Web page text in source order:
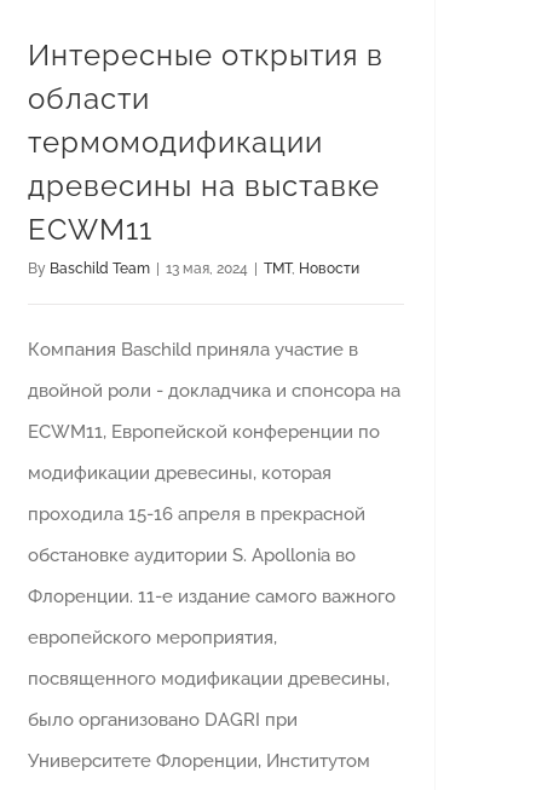
Интересные открытия в
области
термомодификации
древесины на выставке
ECWM11
By Baschild Team 13 мая, 2024 TMT, Новости
Компания Baschild приняла участие в
двойной роли - докладчика и спонсора на
ECWM11, Европейской конференции по
модификации древесины, которая
проходила 15-16 апреля в прекрасной
обстановке аудитории S. Apollonia во
Флоренции. 11-е издание самого важного
европейского мероприятия,
посвященного модификации древесины,
было организовано DAGRI при
Университете Флоренции, Институтом